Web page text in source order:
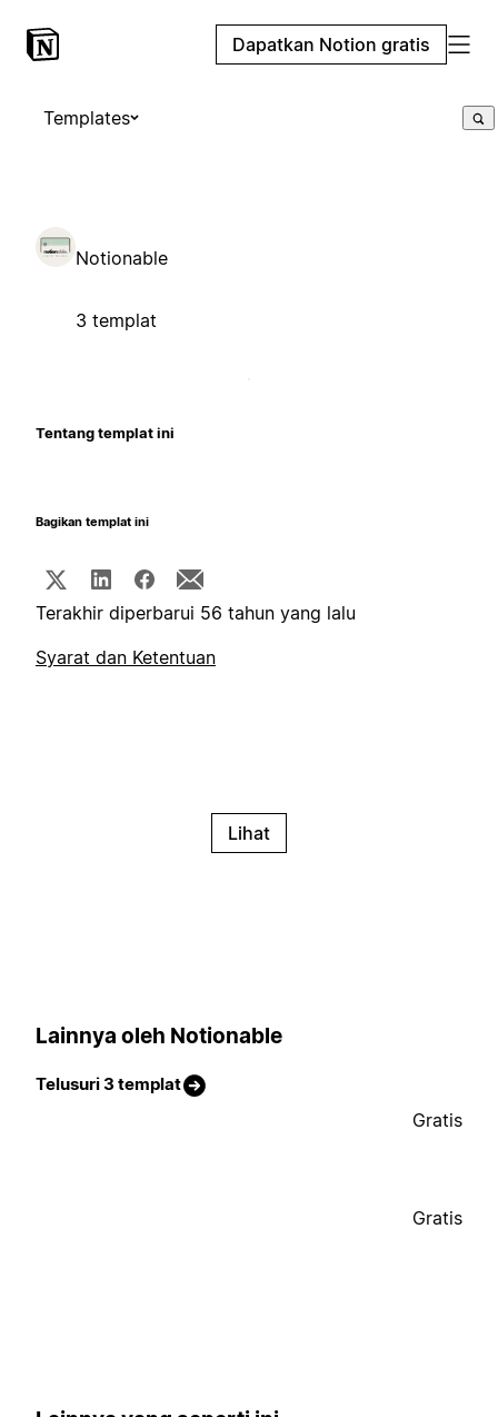
Dapatkan Notion gratis
Templates
Notionable
3 templat
Tentang templat ini
Bagikan templat ini
Terakhir diperbarui 56 tahun yang lalu
Syarat dan Ketentuan
Lihat
Lainnya oleh Notionable
Telusuri 3 templat
Gratis
Gratis